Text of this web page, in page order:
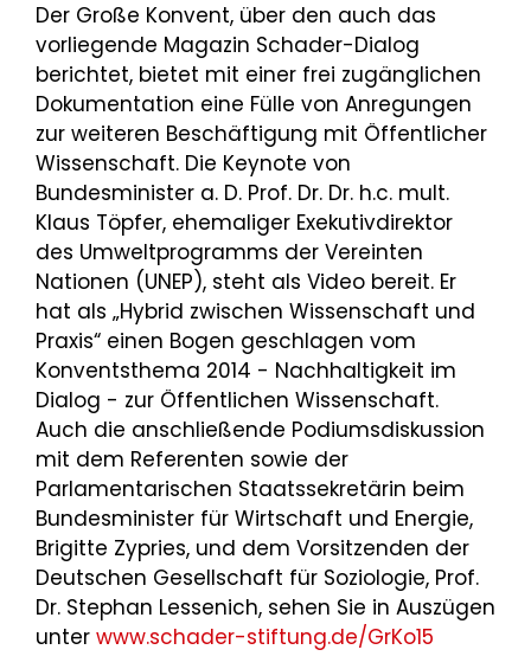
Der Große Konvent, über den auch das
vorliegende Magazin Schader-Dialog
berichtet, bietet mit einer frei zugänglichen
Dokumentation eine Fülle von Anregungen
zur weiteren Beschäftigung mit Öffentlicher
Wissenschaft. Die Keynote von
Bundesminister a. D. Prof. Dr. Dr. h.c. mult.
Klaus Töpfer, ehemaliger Exekutivdirektor
des Umweltprogramms der Vereinten
Nationen (UNEP), steht als Video bereit. Er
hat als „Hybrid zwischen Wissenschaft und
Praxis“ einen Bogen geschlagen vom
Konventsthema 2014 - Nachhaltigkeit im
Dialog - zur Öffentlichen Wissenschaft.
Auch die anschließende Podiumsdiskussion
mit dem Referenten sowie der
Parlamentarischen Staatssekretärin beim
Bundesminister für Wirtschaft und Energie,
Brigitte Zypries, und dem Vorsitzenden der
Deutschen Gesellschaft für Soziologie, Prof.
Dr. Stephan Lessenich, sehen Sie in Auszügen
unter www.schader-stiftung.de/GrKo15